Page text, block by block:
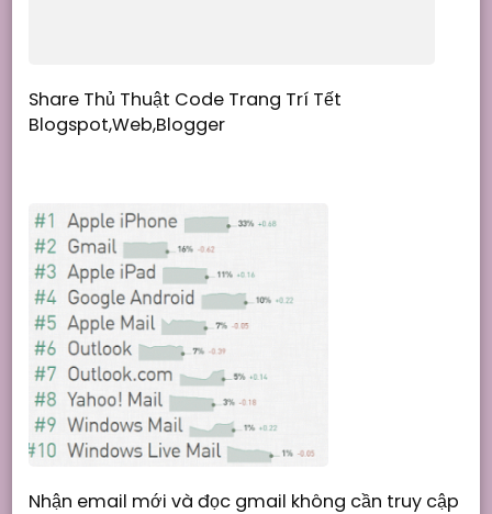
Share Thủ Thuật Code Trang Trí Tết
Blogspot,Web,Blogger
Nhận email mới và đọc gmail không cần truy cập